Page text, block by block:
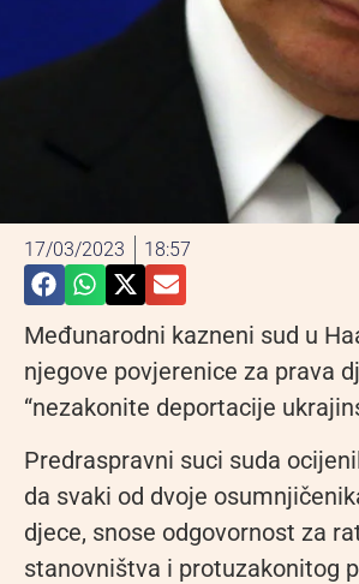
17/03/2023 18:57
Međunarodni kazneni sud u
njegove povjerenice za prava
“nezakonite deportacije
Predraspravni suci suda
da svaki od dvoje
djece, snose odgovornost za
stanovništva i protuzakonitog